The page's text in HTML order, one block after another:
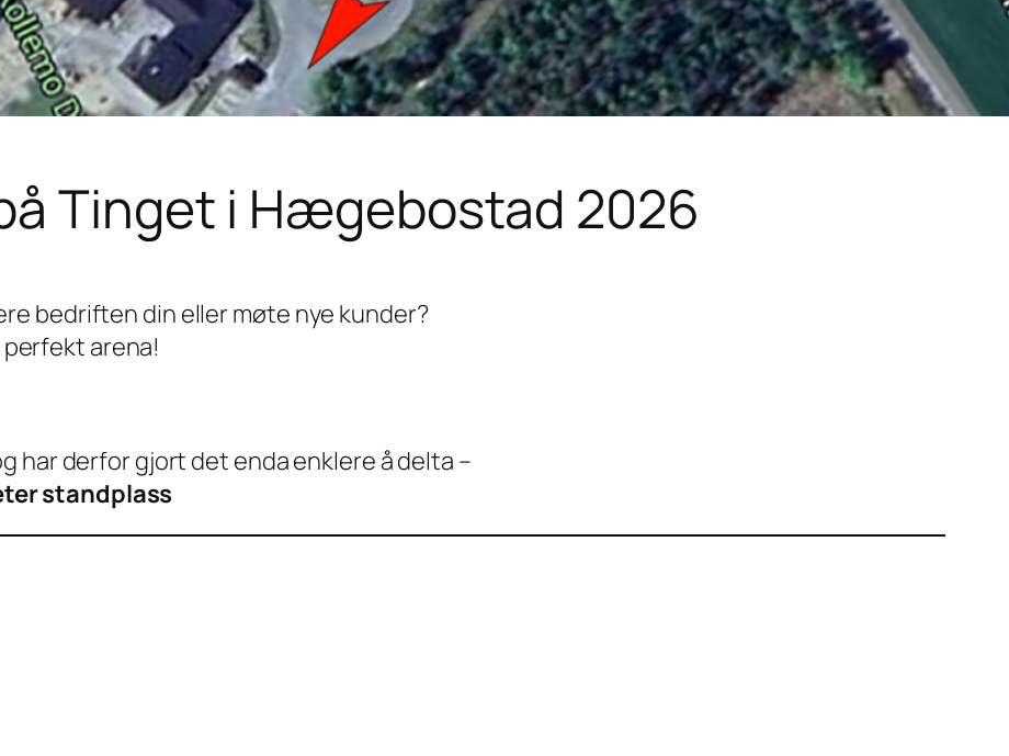
Tinget i Hægebostad 2026
bedriften din eller møte nye kunder?
perfekt arena!
har derfor gjort det enda enklere å delta –
standplass